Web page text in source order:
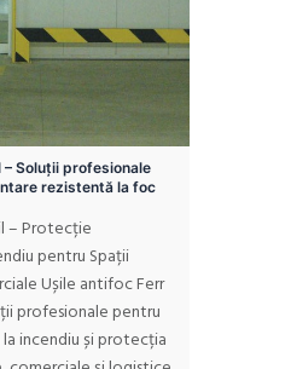
Soluții profesionale
rezistentă la foc
– Protecție
pentru Spații
Ușile antifoc Ferr
profesionale pentru
incendiu și protecția